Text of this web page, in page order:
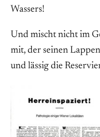
Wassers!
Und mischt nicht im
mit, der seinen
und lässig die